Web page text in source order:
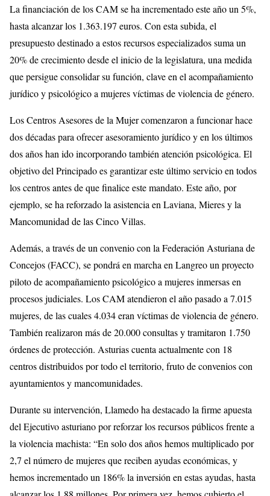
La financiación de los CAM se ha incrementado este año un 5%,
hasta alcanzar los 1.363.197 euros. Con esta subida, el
presupuesto destinado a estos recursos especializados suma un
20% de crecimiento desde el inicio de la legislatura, una medida
que persigue consolidar su función, clave en el acompañamiento
jurídico y psicológico a mujeres víctimas de violencia de género.
Los Centros Asesores de la Mujer comenzaron a funcionar hace
dos décadas para ofrecer asesoramiento jurídico y en los últimos
dos años han ido incorporando también atención psicológica. El
objetivo del Principado es garantizar este último servicio en todos
los centros antes de que finalice este mandato. Este año, por
ejemplo, se ha reforzado la asistencia en Laviana, Mieres y la
Mancomunidad de las Cinco Villas.
Además, a través de un convenio con la Federación Asturiana de
Concejos (FACC), se pondrá en marcha en Langreo un proyecto
piloto de acompañamiento psicológico a mujeres inmersas en
procesos judiciales. Los CAM atendieron el año pasado a 7.015
mujeres, de las cuales 4.034 eran víctimas de violencia de género.
También realizaron más de 20.000 consultas y tramitaron 1.750
órdenes de protección. Asturias cuenta actualmente con 18
centros distribuidos por todo el territorio, fruto de convenios con
ayuntamientos y mancomunidades.
Durante su intervención, Llamedo ha destacado la firme apuesta
del Ejecutivo asturiano por reforzar los recursos públicos frente a
la violencia machista: “En solo dos años hemos multiplicado por
2,7 el número de mujeres que reciben ayudas económicas, y
hemos incrementado un 186% la inversión en estas ayudas, hasta